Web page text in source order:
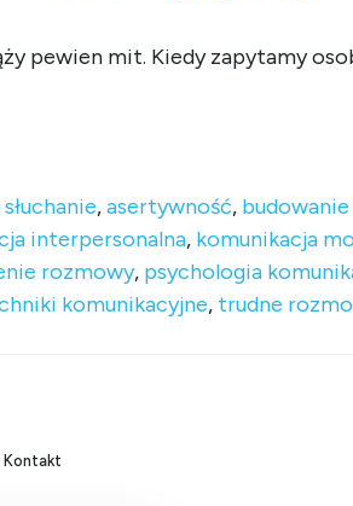
pewien mit. Kiedy zapytamy
,asertywność,
interpersonalna, komunikacja
rozmowy, psychologia
komunikacyjne, trudne
Kontakt